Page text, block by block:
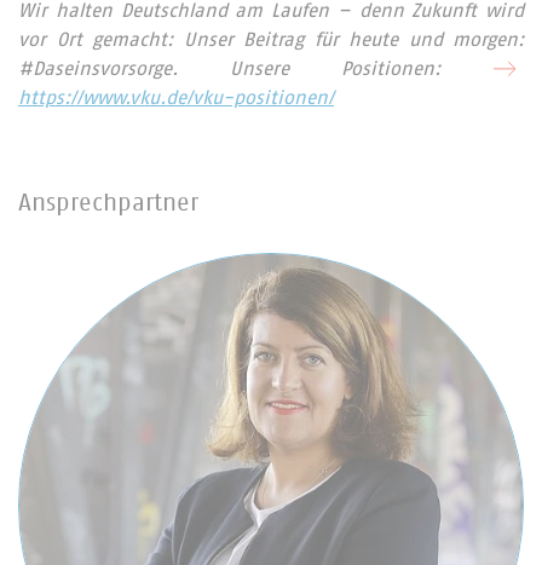
Wir halten Deutschland am Laufen – denn Zukunft wird
vor Ort gemacht: Unser Beitrag für heute und morgen:
#Daseinsvorsorge. Unsere Positionen:
https://www.vku.de/vku-positionen/
Ansprechpartner